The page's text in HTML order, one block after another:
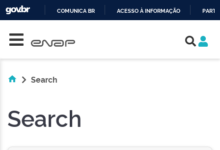
COMUNICA BR ACESSO À INFORMAÇÃO
Search
Search